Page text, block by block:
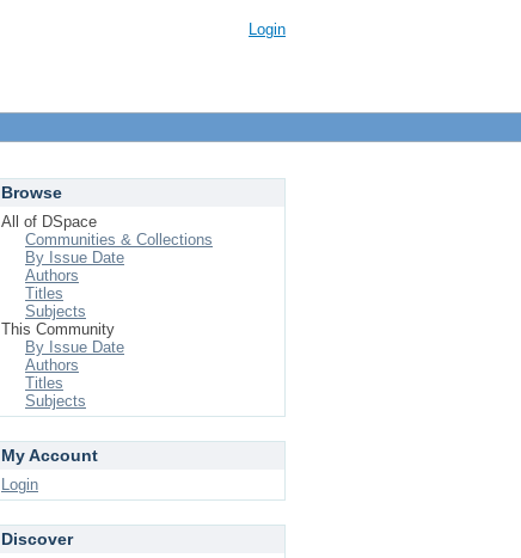
Login
Browse
All of DSpace
Communities & Collections
By Issue Date
Authors
Titles
Subjects
This Community
By Issue Date
Authors
Titles
Subjects
My Account
Login
Discover